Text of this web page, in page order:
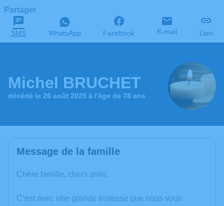
Partager
SMS WhatsApp Facebook E-mail Lien
Michel BRUCHET
décédé le 26 août 2025 à l'âge de 78 ans
Message de la famille
Chère famille, chers amis,
C’est avec une grande tristesse que nous vous